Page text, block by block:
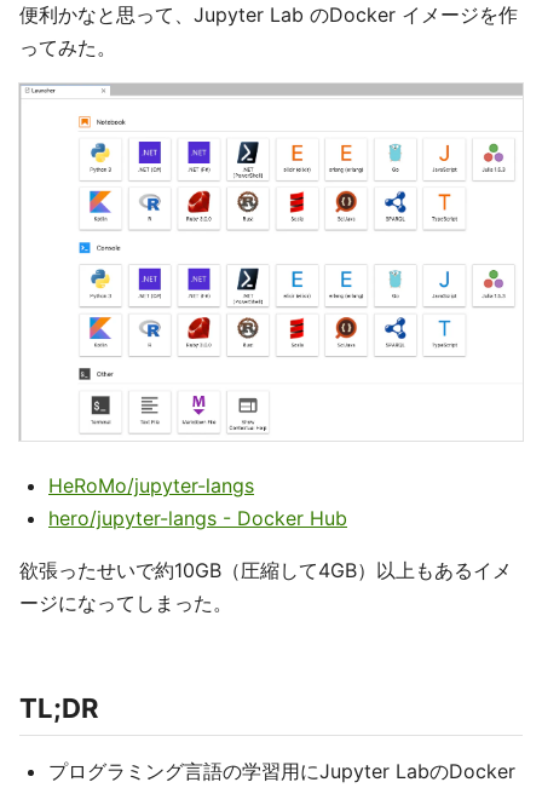
便利かなと思って、Jupyter Lab のDocker イメージを作
ってみた。
HeRoMo/jupyter-langs
hero/jupyter-langs - Docker Hub
欲張ったせいで約10GB（圧縮して4GB）以上もあるイメ
ージになってしまった。
TL;DR
プログラミング言語の学習用にJupyter LabのDocker